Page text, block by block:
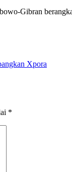
Gibran
Xpora
*